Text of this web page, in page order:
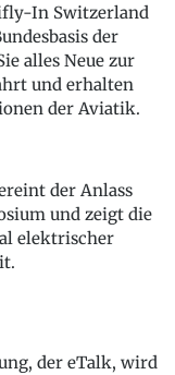
In Switzerland
der
alles Neue zur
und erhalten
der Aviatik.
der Anlass
und zeigt die
elektrischer
der eTalk, wird